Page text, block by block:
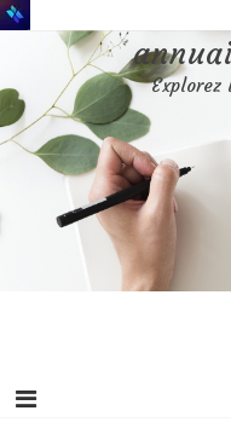
Aller
au
Explorez